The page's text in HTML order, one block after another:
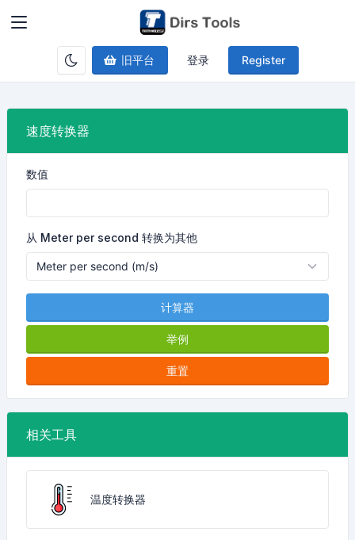
旧平台 登录 Register
速度转换器
数值
从 Meter per second 转换为其他
计算器
举例
重置
相关工具
温度转换器